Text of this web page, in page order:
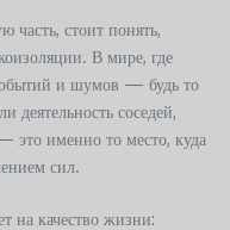
часть, стоит понять,
В мире, где
и шумов — будь то
деятельность соседей,
именно то место, куда
сил.
на качество жизни: